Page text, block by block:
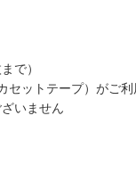
で）
セットテープ）がご
いません